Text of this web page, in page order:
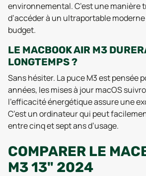
environnemental. C’est une manière
d’accéder à un ultraportable
budget.
LE MACBOOK AIR M3
LONGTEMPS ?
Sans hésiter. La puce M3 est pensée
années, les mises à jour macOS
l’efficacité énergétique assure une
C’est un ordinateur qui peut
entre cinq et sept ans d’usage.
COMPARER LE
M3 13" 2024